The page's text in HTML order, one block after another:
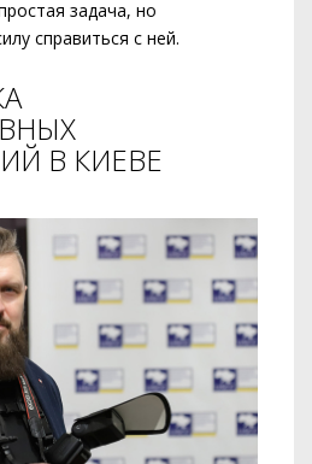
задача, но
справиться с ней.
В КИЕВЕ